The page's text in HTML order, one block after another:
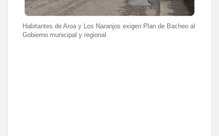
Habitantes de Aroa y Los Naranjos exigen Plan de Bacheo al
Gobierno municipal y regional